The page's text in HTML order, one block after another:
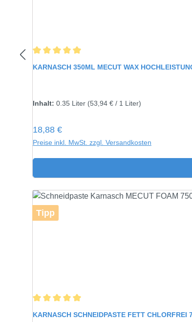
KARNASCH 350ML MECUT WAX
Inhalt: 0.35 Liter (53,94 € / 1 Liter)
Regulärer Preis:
18,88 €
Preise inkl. MwSt. zzgl. Versandkosten
Tipp
KARNASCH SCHNEIDPASTE FETT